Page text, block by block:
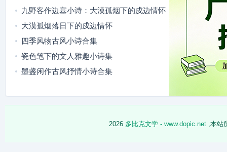
九野客作边塞小诗：大漠孤烟下的戍边情怀
大漠孤烟落日下的戍边情怀
四季风物古风小诗合集
瓷色笔下的文人雅趣小诗集
墨盏闲作古风抒情小诗合集
2026 多比克文学 - www.dopic.net ,本站